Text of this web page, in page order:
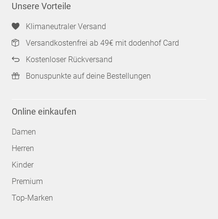
Unsere Vorteile
Klimaneutraler Versand
Versandkostenfrei ab 49€ mit dodenhof Card
Kostenloser Rückversand
Bonuspunkte auf deine Bestellungen
Online einkaufen
Damen
Herren
Kinder
Premium
Top-Marken